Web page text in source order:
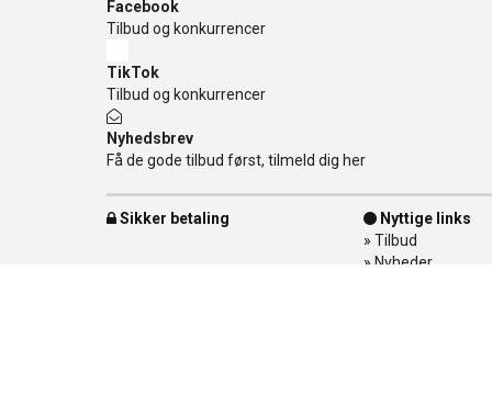
Facebook
Tilbud og konkurrencer
TikTok
Tilbud og konkurrencer
Nyhedsbrev
Få de gode tilbud først, tilmeld dig her
Sikker betaling
Nyttige links
» Tilbud
» Nyheder